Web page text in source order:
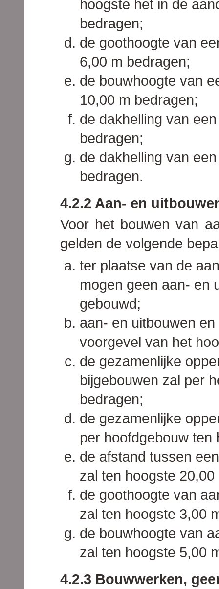
hoogste het in de
bedragen;
de goothoogte van
6,00 m bedragen;
de bouwhoogte van
10,00 m bedragen;
de dakhelling van
bedragen;
de dakhelling van
bedragen.
4.2.2 Aan- en
Voor het bouwen van
gelden de volgende
ter plaatse van de
mogen geen aan- en
gebouwd;
aan- en uitbouwen
voorgevel van het
de gezamenlijke
bijgebouwen zal per
bedragen;
de gezamenlijke
per hoofdgebouw ten
de afstand tussen
zal ten hoogste
de goothoogte van
zal ten hoogste 3,00
de bouwhoogte van
zal ten hoogste 5,00
4.2.3 Bouwwerken,